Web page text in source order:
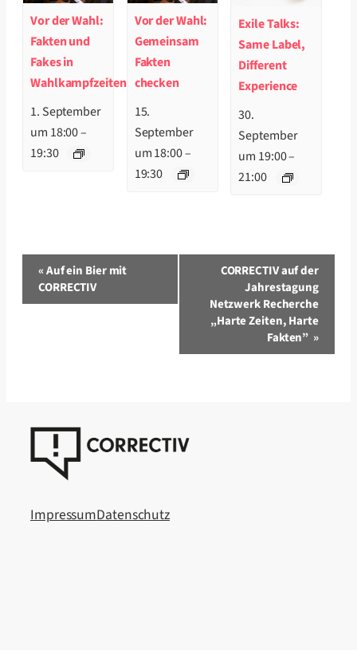
Vor der Wahl:
Fakten und
Fakes in
Wahlkampfzeiten
1. September
um 18:00–
19:30
Vor der Wahl:
Gemeinsam
Fakten
checken
15.
September
um 18:00–
19:30
Exile Talks:
Same Label,
Different
Experience
30.
September
um 19:00–
21:00
Veranstaltung-
Navigation
«Auf ein Bier mit
CORRECTIV
CORRECTIV auf der
Jahrestagung
Netzwerk Recherche
„Harte Zeiten, Harte
Fakten” »
ImpressumDatenschutz